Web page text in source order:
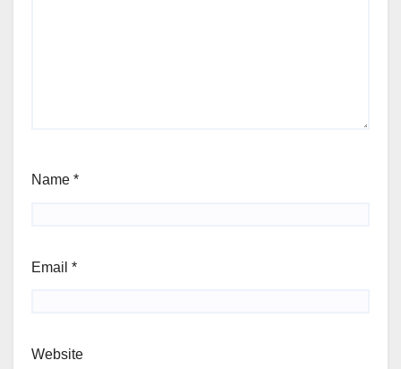
Name *
Email *
Website